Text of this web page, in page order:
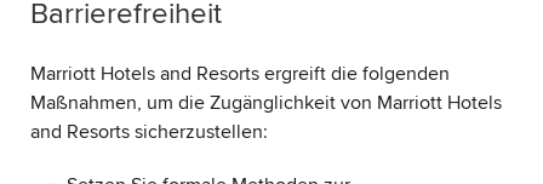
Barrierefreiheit
Marriott Hotels and Resorts ergreift die folgenden
Maßnahmen, um die Zugänglichkeit von Marriott Hotels
and Resorts sicherzustellen: